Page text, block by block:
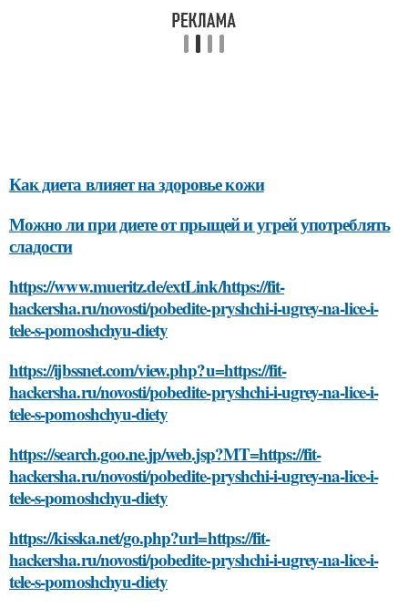
Как диета влияет на здоровье кожи
Можно ли при диете от прыщей и угрей употреблять
сладости
https://www.mueritz.de/extLink/https://fit-
hackersha.ru/novosti/pobedite-pryshchi-i-ugrey-na-lice-i-
tele-s-pomoshchyu-diety
https://ijbssnet.com/view.php?u=https://fit-
hackersha.ru/novosti/pobedite-pryshchi-i-ugrey-na-lice-i-
tele-s-pomoshchyu-diety
https://search.goo.ne.jp/web.jsp?MT=https://fit-
hackersha.ru/novosti/pobedite-pryshchi-i-ugrey-na-lice-i-
tele-s-pomoshchyu-diety
https://kisska.net/go.php?url=https://fit-
hackersha.ru/novosti/pobedite-pryshchi-i-ugrey-na-lice-i-
tele-s-pomoshchyu-diety